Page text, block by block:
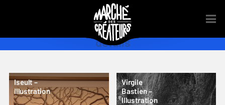
détails
Iseult –
Illustration
Virgile
Bastien –
Illustration